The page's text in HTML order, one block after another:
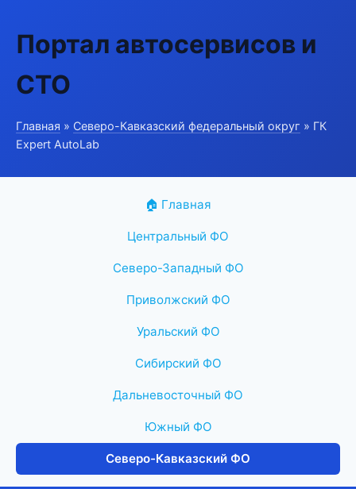
Портал автосервисов и
СТО
Главная » Северо-Кавказский федеральный округ » ГК
Expert AutoLab
🏠 Главная
Центральный ФО
Северо-Западный ФО
Приволжский ФО
Уральский ФО
Сибирский ФО
Дальневосточный ФО
Южный ФО
Северо-Кавказский ФО